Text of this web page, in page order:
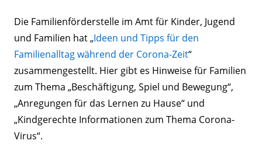
Die Familienförderstelle im Amt für Kinder, Jugend
und Familien hat „Ideen und Tipps für den
Familienalltag während der Corona-Zeit“
zusammengestellt. Hier gibt es Hinweise für Familien
zum Thema „Beschäftigung, Spiel und Bewegung“,
„Anregungen für das Lernen zu Hause“ und
„Kindgerechte Informationen zum Thema Corona-
Virus“.